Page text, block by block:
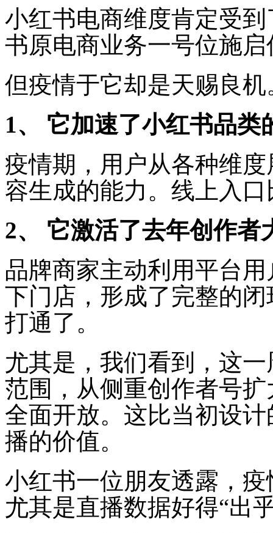
小红书电商维度肯定受
书原电商业务一号位施
但疫情于它却是天赐良
1、 它加速了小红书品类
疫情期，用户从各种维
容生成的能力。线上入
2、 它激活了去年创作者
品牌商家主动利用平台
下门店，形成了完整的
打通了。
尤其是，我们看到，这
范围，从侧重创作者号
全面开放。这比当初设
播的价值。
小红书一位朋友透露，
尤其是直播数据好得“出